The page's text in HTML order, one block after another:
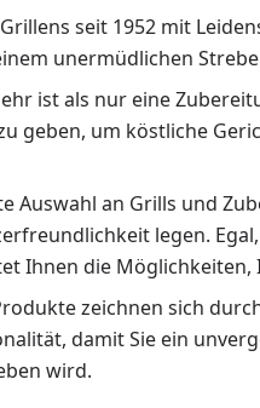
seit 1952 mit
unermüdlichen
ist als nur eine
geben, um köstliche
Auswahl an Grills und
legen.
Ihnen die
zeichnen sich
damit Sie ein
wird.